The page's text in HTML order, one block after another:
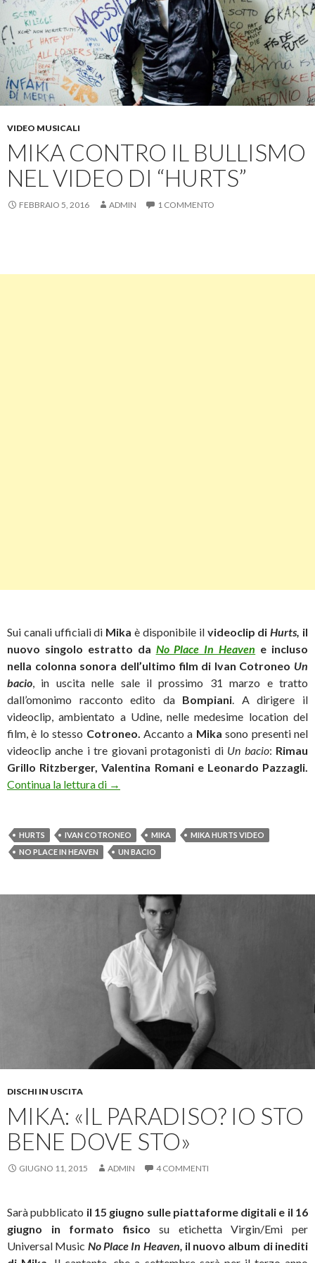
VIDEO MUSICALI
MIKA CONTRO IL BULLISMO
NEL VIDEO DI “HURTS”
FEBBRAIO 5, 2016 ADMIN 1 COMMENTO
Sui canali ufficiali di Mikaè disponibile il videoclip diHurts, il
nuovo singolo estratto da No Place In Heaven e incluso
nella colonna sonora dell’ultimo film di Ivan Cotroneo Un
bacio , in uscita nelle sale il prossimo 31 marzo e tratto
dall’omonimo racconto edito da Bompiani . A dirigere il
videoclip, ambientato a Udine, nelle medesime location del
film, è lo stesso Cotroneo. Accanto a Mika sono presenti nel
videoclip anche i tre giovani protagonisti di Un bacio: Rimau
Grillo Ritzberger, Valentina Romani e Leonardo Pazzagli.
Continua la lettura di
Mika contro il bullismo nel video di “Hurts”
→
HURTS IVAN COTRONEO MIKA
MIKA HURTS VIDEO
NO PLACE IN HEAVEN
UN BACIO
DISCHI IN USCITA
MIKA: «IL PARADISO? IO STO
BENE DOVE STO»
GIUGNO 11, 2015 ADMIN 4 COMMENTI
Sarà pubblicato il 15 giugno sulle piattaforme digitali e il 16
giugno in formato fisico su etichetta Virgin/Emi per
Universal Music No Place In Heaven, il nuovo album di inediti